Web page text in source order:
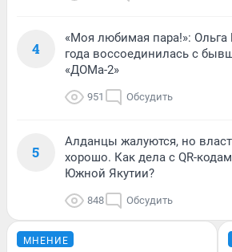
4
«Моя любимая пара!»: Ольга
года воссоединилась с
«ДОМа-2»
951 Обсудить
5
Алданцы жалуются, но
хорошо. Как дела с QR-
Южной Якутии?
848 Обсудить
МНЕНИЕ